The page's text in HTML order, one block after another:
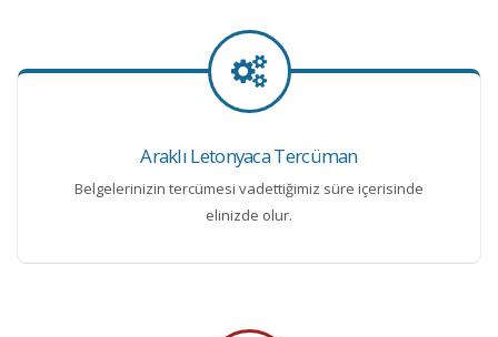
Araklı Letonyaca Tercüman
Belgelerinizin tercümesi vadettiğimiz süre içerisinde
elinizde olur.